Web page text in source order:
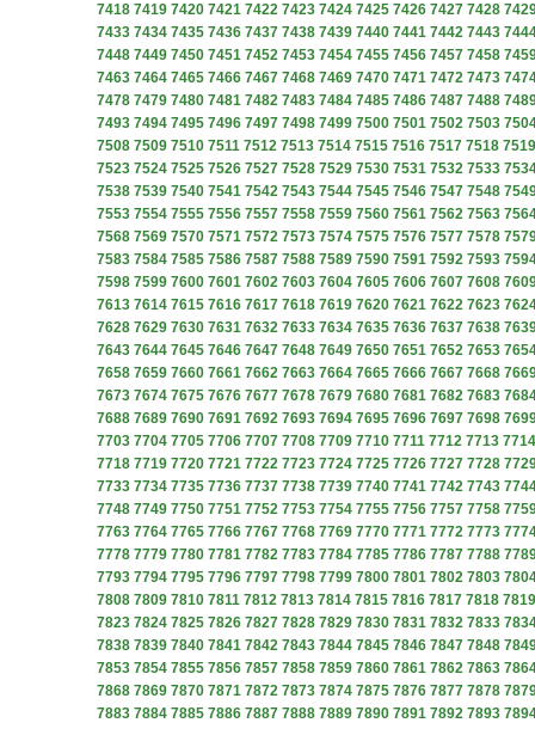
7418 7419 7420 7421 7422 7423 7424 7425 7426 7427 7428
7433 7434 7435 7436 7437 7438 7439 7440 7441 7442 7443
7448 7449 7450 7451 7452 7453 7454 7455 7456 7457 7458
7463 7464 7465 7466 7467 7468 7469 7470 7471 7472 7473
7478 7479 7480 7481 7482 7483 7484 7485 7486 7487 7488
7493 7494 7495 7496 7497 7498 7499 7500 7501 7502 7503
7508 7509 7510 7511 7512 7513 7514 7515 7516 7517 7518 7519
7523 7524 7525 7526 7527 7528 7529 7530 7531 7532 7533
7538 7539 7540 7541 7542 7543 7544 7545 7546 7547 7548
7553 7554 7555 7556 7557 7558 7559 7560 7561 7562 7563
7568 7569 7570 7571 7572 7573 7574 7575 7576 7577 7578
7583 7584 7585 7586 7587 7588 7589 7590 7591 7592 7593
7598 7599 7600 7601 7602 7603 7604 7605 7606 7607 7608
7613 7614 7615 7616 7617 7618 7619 7620 7621 7622 7623
7628 7629 7630 7631 7632 7633 7634 7635 7636 7637 7638
7643 7644 7645 7646 7647 7648 7649 7650 7651 7652 7653
7658 7659 7660 7661 7662 7663 7664 7665 7666 7667 7668
7673 7674 7675 7676 7677 7678 7679 7680 7681 7682 7683
7688 7689 7690 7691 7692 7693 7694 7695 7696 7697 7698
7703 7704 7705 7706 7707 7708 7709 7710 7711 7712 7713 7714
7718 7719 7720 7721 7722 7723 7724 7725 7726 7727 7728
7733 7734 7735 7736 7737 7738 7739 7740 7741 7742 7743
7748 7749 7750 7751 7752 7753 7754 7755 7756 7757 7758
7763 7764 7765 7766 7767 7768 7769 7770 7771 7772 7773
7778 7779 7780 7781 7782 7783 7784 7785 7786 7787 7788
7793 7794 7795 7796 7797 7798 7799 7800 7801 7802 7803
7808 7809 7810 7811 7812 7813 7814 7815 7816 7817 7818 7819
7823 7824 7825 7826 7827 7828 7829 7830 7831 7832 7833
7838 7839 7840 7841 7842 7843 7844 7845 7846 7847 7848
7853 7854 7855 7856 7857 7858 7859 7860 7861 7862 7863
7868 7869 7870 7871 7872 7873 7874 7875 7876 7877 7878
7883 7884 7885 7886 7887 7888 7889 7890 7891 7892 7893